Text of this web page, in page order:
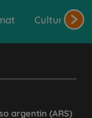
Cultures et
argentin (ARS)